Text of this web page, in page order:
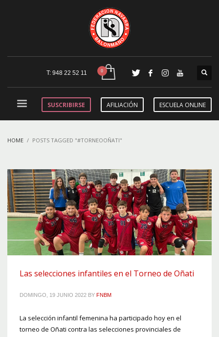
T: 948 22 52 11
SUSCRIBIRSE AFILIACIÓN ESCUELA ONLINE
HOME POSTS TAGGED "#TORNEOOÑATI"
Las selecciones infantiles en el Torneo de Oñati
DOMINGO, 19 JUNIO 2022 BY FNBM
La selección infantil femenina ha participado hoy en el
torneo de Oñati contra las selecciones provinciales de